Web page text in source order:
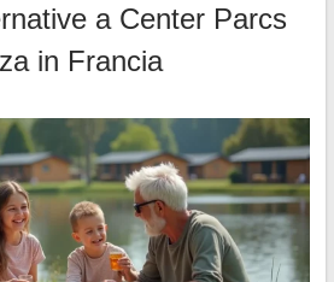
a Center Parcs
in Francia